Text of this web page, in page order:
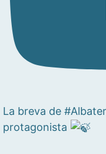
La breva de
protagonista